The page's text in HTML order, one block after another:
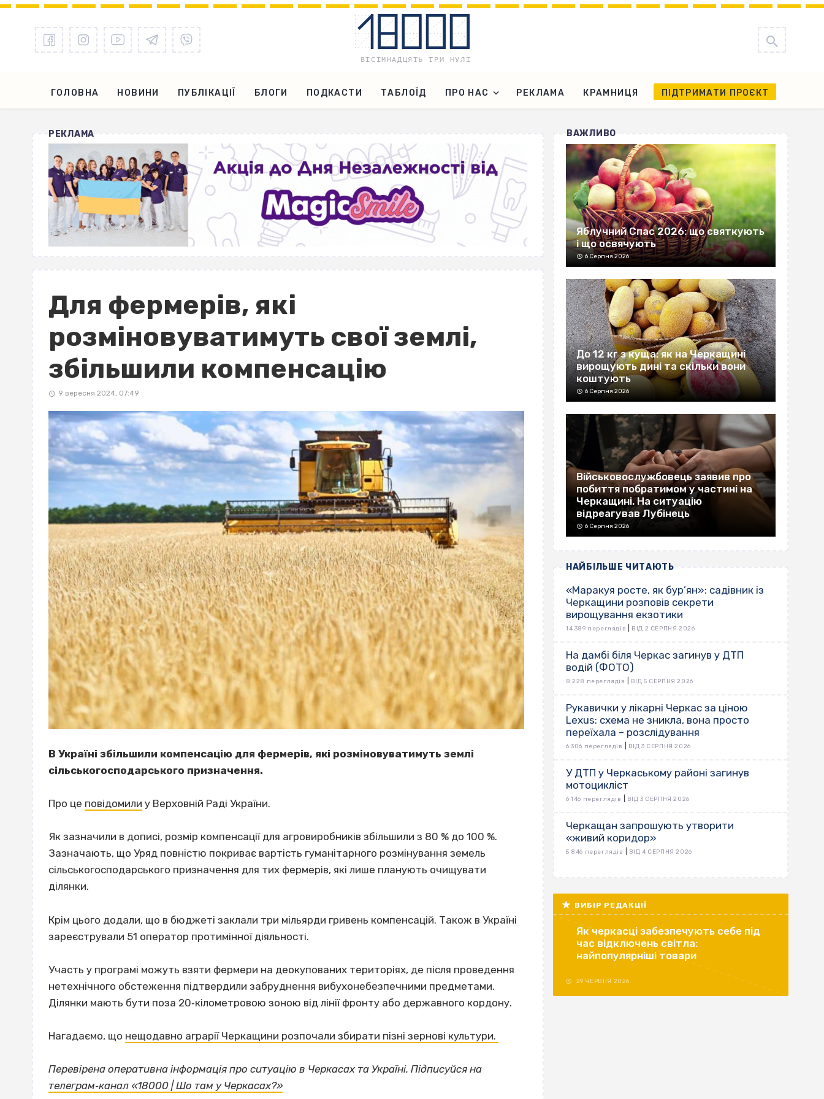
ГОЛОВНА НОВИНИ ПУБЛІКАЦІЇ БЛОГИ ПОДКАСТИ ТАБЛОЇД ПРО НАС РЕКЛАМА КРАМНИЦЯ ПІДТРИМАТИ ПРОЄКТ
РЕКЛАМА
Для фермерів, які
розміновуватимуть свої землі,
збільшили компенсацію
9 вересня 2024, 07:49
В Україні збільшили компенсацію для фермерів, які розміновуватимуть землі
сільськогосподарського призначення.
Про це повідомили у Верховній Раді України.
Як зазначили в дописі, розмір компенсації для агровиробників збільшили з 80 % до 100 %.
Зазначають, що Уряд повністю покриває вартість гуманітарного розмінування земель
сільськогосподарського призначення для тих фермерів, які лише планують очищувати
ділянки.
Крім цього додали, що в бюджеті заклали три мільярди гривень компенсацій. Також в Україні
зареєстрували 51 оператор протимінної діяльності.
Участь у програмі можуть взяти фермери на деокупованих територіях, де після проведення
нетехнічного обстеження підтвердили забруднення вибухонебезпечними предметами.
Ділянки мають бути поза 20‐кілометровою зоною від лінії фронту або державного кордону.
Нагадаємо, що нещодавно аграрії Черкащини розпочали збирати пізні зернові культури.
Перевірена оперативна інформація про ситуацію в Черкасах та Україні. Підписуйся на
телеграм‐канал «18000 | Шо там у Черкасах?»
ВАЖЛИВО
Яблучний Спас 2026: що святкують
і що освячують
6 Серпня 2026
До 12 кг з куща: як на Черкащині
вирощують дині та скільки вони
коштують
6 Серпня 2026
Військовослужбовець заявив про
побиття побратимом у частині на
Черкащині. На ситуацію
відреагував Лубінець
6 Серпня 2026
НАЙБІЛЬШЕ ЧИТАЮТЬ
«Маракуя росте, як бур’ян»: садівник із
Черкащини розповів секрети
вирощування екзотики
14 389 переглядів ВІД 2 СЕРПНЯ 2026
На дамбі біля Черкас загинув у ДТП
водій (ФОТО)
8 228 переглядів ВІД 5 СЕРПНЯ 2026
Рукавички у лікарні Черкас за ціною
Lexus: схема не зникла, вона просто
переїхала – розслідування
6 306 переглядів ВІД 3 СЕРПНЯ 2026
У ДТП у Черкаському районі загинув
мотоцикліст
6 146 переглядів ВІД 3 СЕРПНЯ 2026
Черкащан запрошують утворити
«живий коридор»
5 846 переглядів ВІД 4 СЕРПНЯ 2026
ВИБІР РЕДАКЦІЇ
Як черкасці забезпечують себе під
час відключень світла:
найпопулярніші товари
29 ЧЕРВНЯ 2026